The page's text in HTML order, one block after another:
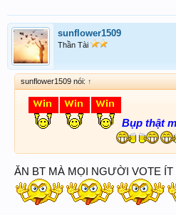
sunflower1509
Thần Tài
sunflower1509 nói: ↑
Bụp thật
ĂN BT MÀ MỌI NGƯỜI VOTE ÍT